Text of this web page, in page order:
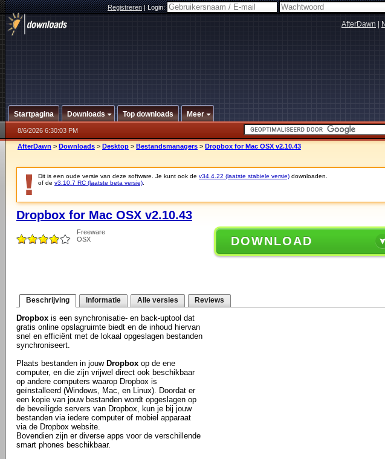
Registreren|Login:
AfterDawn
Startpagina Downloads Top downloads Meer
8/6/2026 6:30:03 PM
AfterDawn > Downloads > Desktop > Bestandsmanagers > Dropbox for Mac OSX v2.10.43
Dit is een oude versie van deze software. Je kunt ook de v34.4.22 (laatste stabiele versie) downloaden.
of de v3.10.7 RC (laatste beta versie)
Dropbox for Mac OSX v2.10.43
Freeware
OSX
DOWNLOAD
Beschrijving Informatie Alle versies Reviews
Dropbox is een synchronisatie- en back-uptool dat
gratis online opslagruimte biedt en de inhoud hiervan
snel en efficiënt met de lokaal opgeslagen bestanden
synchroniseert.
Plaats bestanden in jouw Dropbox op de ene
computer, en die zijn vrijwel direct ook beschikbaar
op andere computers waarop Dropbox is
geïnstalleerd (Windows, Mac, en Linux). Doordat er
een kopie van jouw bestanden wordt opgeslagen op
de beveiligde servers van Dropbox, kun je bij jouw
bestanden via iedere computer of mobiel apparaat
via de Dropbox website.
Bovendien zijn er diverse apps voor de verschillende
smart phones beschikbaar.